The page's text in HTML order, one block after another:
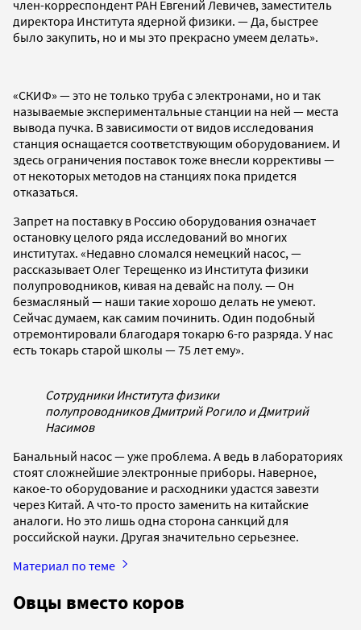
член-корреспондент РАН Евгений Левичев, заместитель
директора Института ядерной физики. — Да, быстрее
было закупить, но и мы это прекрасно умеем делать».
«СКИФ» — это не только труба с электронами, но и так
называемые экспериментальные станции на ней — места
вывода пучка. В зависимости от видов исследования
станция оснащается соответствующим оборудованием. И
здесь ограничения поставок тоже внесли коррективы —
от некоторых методов на станциях пока придется
отказаться.
Запрет на поставку в Россию оборудования означает
остановку целого ряда исследований во многих
институтах. «Недавно сломался немецкий насос, —
рассказывает Олег Терещенко из Института физики
полупроводников, кивая на девайс на полу. — Он
безмасляный — наши такие хорошо делать не умеют.
Сейчас думаем, как самим починить. Один подобный
отремонтировали благодаря токарю 6-го разряда. У нас
есть токарь старой школы — 75 лет ему».
Сотрудники Института физики
полупроводников Дмитрий Рогило и Дмитрий
Насимов
Банальный насос — уже проблема. А ведь в лабораториях
стоят сложнейшие электронные приборы. Наверное,
какое-то оборудование и расходники удастся завезти
через Китай. А что-то просто заменить на китайские
аналоги. Но это лишь одна сторона санкций для
российской науки. Другая значительно серьезнее.
Материал по теме
Овцы вместо коров